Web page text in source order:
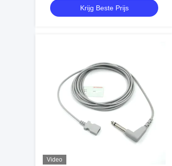
Krijg Beste Prijs
Video